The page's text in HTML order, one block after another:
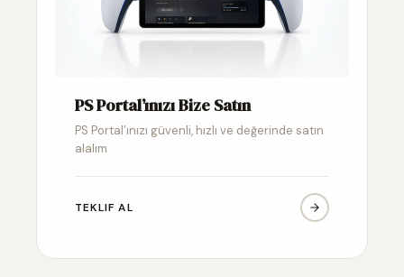
PS Portal’ınızı Bize Satın
PS Portal’ınızı güvenli, hızlı ve değerinde satın
alalım
TEKLIF AL